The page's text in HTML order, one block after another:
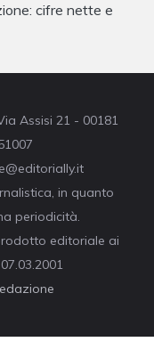
cifre nette e
Assisi 21 - 00181
in quanto
periodicità.
editoriale ai